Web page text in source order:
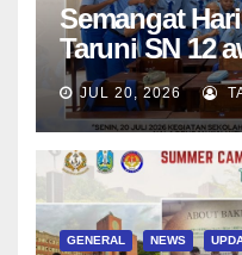
Semangat
Taruni SN 12
bersama Wali
Asesmen
JUL 20, 2026
GENERAL NEWS